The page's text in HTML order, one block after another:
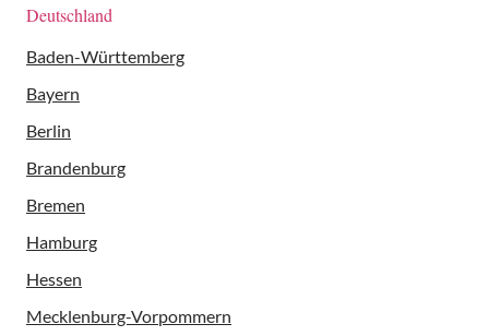
Deutschland
Baden-Württemberg
Bayern
Berlin
Brandenburg
Bremen
Hamburg
Hessen
Mecklenburg-Vorpommern